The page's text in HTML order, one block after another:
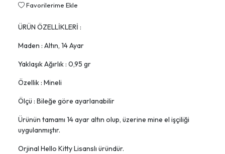
Favorilerime Ekle
ÜRÜN ÖZELLİKLERİ :
Maden : Altın, 14 Ayar
Yaklaşık Ağırlık : 0,95 gr
Özellik : Mineli
Ölçü : Bileğe göre ayarlanabilir
Ürünün tamamı 14 ayar altın olup, üzerine mine el işçiliği
uygulanmıştır.
Orjinal Hello Kitty Lisanslı üründür.